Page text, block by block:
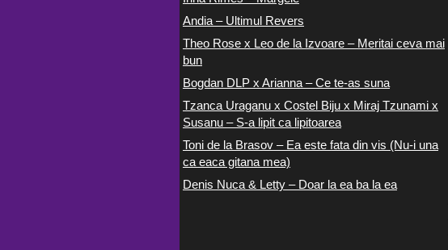
Andia – Ultimul Revers
Theo Rose x Leo de la Izvoare – Meritai ceva mai
bun
Bogdan DLP x Arianna – Ce te-as suna
Tzanca Uraganu x Costel Biju x Miraj Tzunami x
Susanu – S-a lipit ca lipitoarea
Toni de la Brasov – Ea este fata din vis (Nu-i una
ca eaca gitana mea)
Denis Nuca & Letty – Doar la ea ba la ea